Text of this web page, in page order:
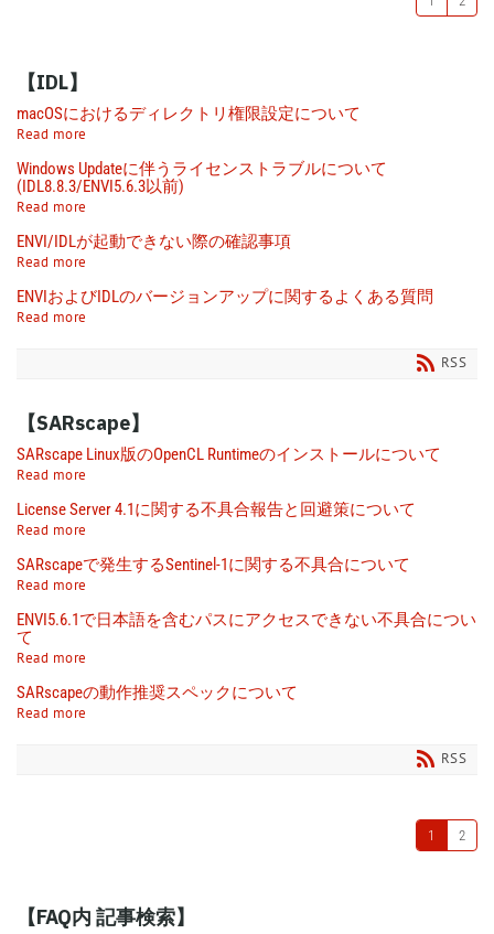
【IDL】
macOSにおけるディレクトリ権限設定について
Read more
Windows Updateに伴うライセンストラブルについて
(IDL8.8.3/ENVI5.6.3以前)
Read more
ENVI/IDLが起動できない際の確認事項
Read more
ENVIおよびIDLのバージョンアップに関するよくある質問
Read more
RSS
【SARscape】
SARscape Linux版のOpenCL Runtimeのインストールについて
Read more
License Server 4.1に関する不具合報告と回避策について
Read more
SARscapeで発生するSentinel-1に関する不具合について
Read more
ENVI5.6.1で日本語を含むパスにアクセスできない不具合につい
て
Read more
SARscapeの動作推奨スペックについて
Read more
RSS
1 2
【FAQ内 記事検索】